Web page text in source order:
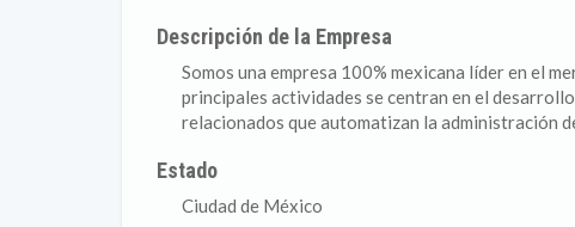
Descripción de la Empresa
Somos una empresa 100% mexicana líder en el
principales actividades se centran en el
relacionados que automatizan la administración
Estado
Ciudad de México